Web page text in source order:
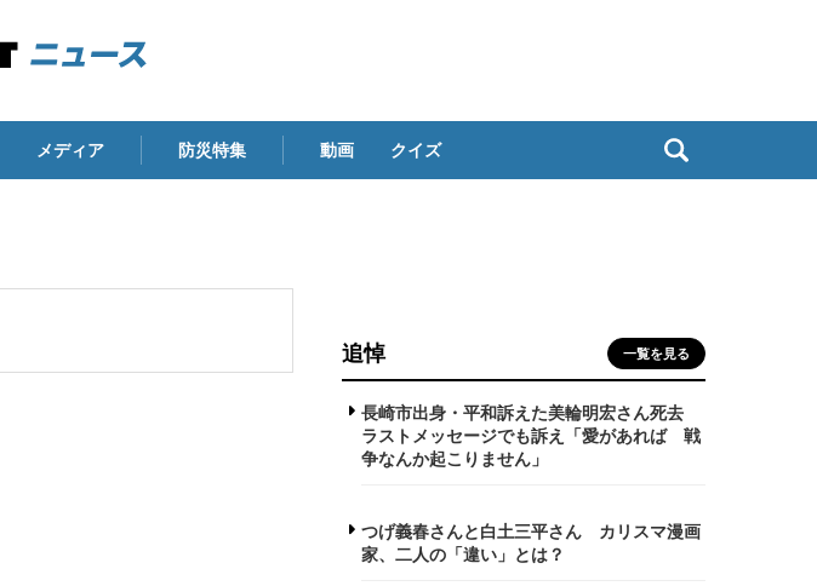
メディア 防災特集 動画 クイズ
追悼 一覧を見る
長崎市出身・平和訴えた美輪明宏さん死去
ラストメッセージでも訴え「愛があれば 戦
争なんか起こりません」
つげ義春さんと白土三平さん カリスマ漫画
家、二人の「違い」とは？